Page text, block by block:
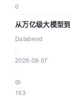
0
从万亿级大模型
企业构建全链路
Databend
2026-08-07
163